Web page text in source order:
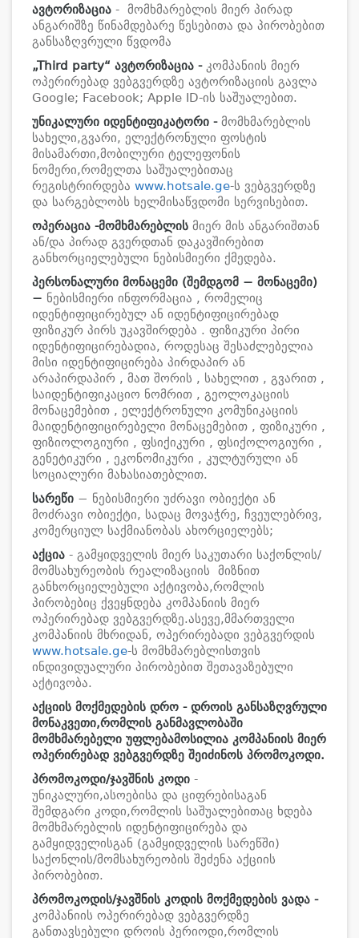
ავტორიზაცია - მომხმარებლის მიერ პირად
ანგარიშზე წინამდებარე წესებითა და პირობებით
განსაზღვრული წვდომა
„Third party“ ავტორიზაცია - კომპანიის მიერ
ოპერირებად ვებგვერდზე ავტორიზაციის გავლა
Google; Facebook; Apple ID-ის საშუალებით.
უნიკალური იდენტიფიკატორი - მომხმარებლის
სახელი,გვარი, ელექტრონული ფოსტის
მისამართი,მობილური ტელეფონის
ნომერი,რომელთა საშუალებითაც
რეგისტრირდება www.hotsale.ge-ს ვებგვერდზე
და სარგებლობს ხელმისაწვდომი სერვისებით.
ოპერაცია -მომხმარებლის მიერ მის ანგარიშთან
ან/და პირად გვერდთან დაკავშირებით
განხორციელებული ნებისმიერი ქმედება.
პერსონალური მონაცემი (შემდგომ − მონაცემი)
− ნებისმიერი ინფორმაცია , რომელიც
იდენტიფიცირებულ ან იდენტიფიცირებად
ფიზიკურ პირს უკავშირდება . ფიზიკური პირი
იდენტიფიცირებადია, როდესაც შესაძლებელია
მისი იდენტიფიცირება პირდაპირ ან
არაპირდაპირ , მათ შორის , სახელით , გვარით ,
საიდენტიფიკაციო ნომრით , გეოლოკაციის
მონაცემებით , ელექტრონული კომუნიკაციის
მაიდენტიფიცირებელი მონაცემებით , ფიზიკური ,
ფიზიოლოგიური , ფსიქიკური , ფსიქოლოგიური ,
გენეტიკური , ეკონომიკური , კულტურული ან
სოციალური მახასიათებლით.
სარეწი − ნებისმიერი უძრავი ობიექტი ან
მოძრავი ობიექტი, სადაც მოვაჭრე, ჩვეულებრივ,
კომერციულ საქმიანობას ახორციელებს;
აქცია - გამყიდველის მიერ საკუთარი საქონლის/
მომსახურეობის რეალიზაციის მიზნით
განხორციელებული აქტივობა,რომლის
პირობებიც ქვეყნდება კომპანიის მიერ
ოპერირებად ვებგვერდზე.ასევე,მმართველი
კომპანიის მხრიდან, ოპერირებადი ვებგვერდის
www.hotsale.ge-ს მომხმარებლისთვის
ინდივიდუალური პირობებით შეთავაზებული
აქტივობა.
აქციის მოქმედების დრო - დროის განსაზღვრული
მონაკვეთი,რომლის განმავლობაში
მომხმარებელი უფლებამოსილია კომპანიის მიერ
ოპერირებად ვებგვერდზე შეიძინოს პრომოკოდი.
პრომოკოდი/ჯავშნის კოდი -
უნიკალური,ასოებისა და ციფრებისაგან
შემდგარი კოდი,რომლის საშუალებითაც ხდება
მომხმარებლის იდენტიფიცირება და
გამყიდველისგან (გამყიდველის სარეწში)
საქონლის/მომსახურეობის შეძენა აქციის
პირობებით.
პრომოკოდის/ჯავშნის კოდის მოქმედების ვადა -
კომპანიის ოპერირებად ვებგვერდზე
განთავსებული დროის პერიოდი,რომლის